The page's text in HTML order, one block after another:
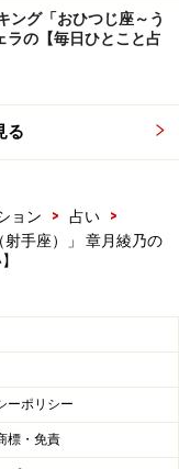
ング「おひつじ座～う
ラの【毎日ひとこと占
る
ョン > 占い
>
手座）」 章月綾乃の
ーポリシー
標・免責